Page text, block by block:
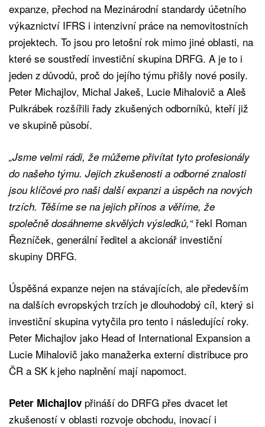
expanze, přechod na Mezinárodní standardy účetního
výkaznictví IFRS i intenzivní práce na nemovitostních
projektech. To jsou pro letošní rok mimo jiné oblasti, na
které se soustředí investiční skupina DRFG. A je to i
jeden z důvodů, proč do jejího týmu přišly nové posily.
Peter Michajlov, Michal Jakeš, Lucie Mihalovič a Aleš
Pulkrábek rozšířili řady zkušených odborníků, kteří již
ve skupině působí.
„Jsme velmi rádi, že můžeme přivítat tyto profesionály
do našeho týmu. Jejich zkušenosti a odborné znalosti
jsou klíčové pro naši další expanzi a úspěch na nových
trzích. Těšíme se na jejich přínos a věříme, že
společně dosáhneme skvělých výsledků,“řekl Roman
Řezníček, generální ředitel a akcionář investiční
skupiny DRFG.
Úspěšná expanze nejen na stávajících, ale především
na dalších evropských trzích je dlouhodobý cíl, který si
investiční skupina vytyčila pro tento i následující roky.
Peter Michajlov jako Head of International Expansion a
Lucie Mihalovič jako manažerka externí distribuce pro
ČR a SK k jeho naplnění mají napomoct.
Peter Michajlov přináší do DRFG přes dvacet let
zkušeností v oblasti rozvoje obchodu, inovací i